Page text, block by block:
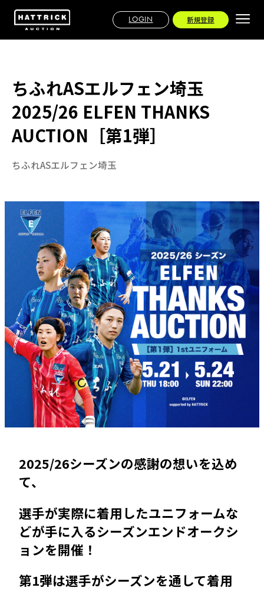
LOGIN 新規登録
ちふれASエルフェン埼玉
2025/26 ELFEN THANKS
AUCTION［第1弾］
ちふれASエルフェン埼玉
2025/26シーズンの感謝の想いを込め
て、
選手が実際に着用したユニフォームな
どが手に入るシーズンエンドオークシ
ョンを開催！
第1弾は選手がシーズンを通して着用